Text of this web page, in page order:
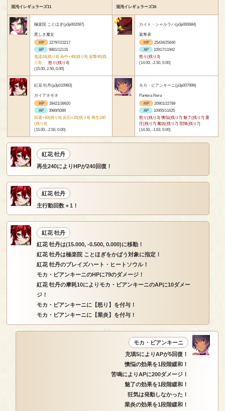
混沌イレギュラーズ11 混沌イレギュラーズ16
極楽院 ことほぎ(p3p002087)
悪しき魔女
HP
22797/23217
AP
9881/12115
鬼道24(残り8) 命中+40(残り8) 追撃40(残
り8)
怒り(残り4)
(15.00, 2.50, 0.00)
カイト・シャルラハ(p3p000684)
簒奪者
HP
25434/25640
AP
10917/11942
怒り(残り3)
(14.00, -2.50, 0.00)
紅花 牡丹(p3p010983)
ガイアネモネ
HP
39421/39920
AP
3989/5089
回避+60(残り8) 反応+20(残り8) 再生240
(残り8)
(15.00, -2.50, 0.00)
モカ・ビアンキーニ(p3p007999)
Pantera Nera
HP
20901/22789
AP
10955/11625
怒り(残り3) 懊悩(残り7) 魅了(残り7) 重
圧(残り7) 魔凶(残り7) 雷陣(残り7)
(14.50, -1.63, 0.00)
紅花 牡丹
再生240によりHPが240回復！
紅花 牡丹
主行動回数＋1！
紅花 牡丹
紅花 牡丹は(15.000, -0.500, 0.000)に移動！
紅花 牡丹は極楽院 ことほぎをかばう対象に指定！
紅花 牡丹のブレイズハート・ヒートソウル！
モカ・ビアンキーニのHPに79のダメージ！
紅花 牡丹の摩耗10によりモカ・ビアンキーニのAPに10ダメー
ジ！
モカ・ビアンキーニに【怒り】を付与！
モカ・ビアンキーニに【業炎】を付与！
モカ・ビアンキーニ
充填5によりAPが5回復！
懊悩の効果を1段階緩和！
苦鳴によりAPに200ダメージ！
魅了の効果を1段階緩和！
狂気は発動しなかった！
業炎の効果を1段階緩和！